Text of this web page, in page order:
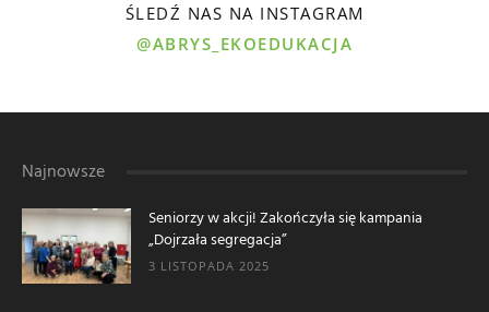
ŚLEDŹ NAS NA INSTAGRAM
@ABRYS_EKOEDUKACJA
Najnowsze
Seniorzy w akcji! Zakończyła się kampania
„Dojrzała segregacja”
3 LISTOPADA 2025